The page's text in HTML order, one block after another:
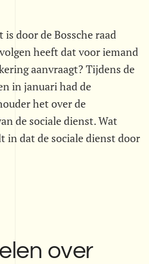
door de Bossche raad
heeft dat voor iemand
aanvraagt? Tijdens de
in januari had de
het over de
de sociale dienst. Wat
in dat de sociale dienst door
over